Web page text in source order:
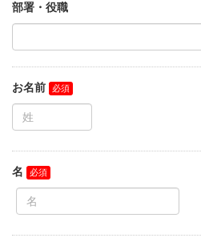
部署・役職
お名前
名